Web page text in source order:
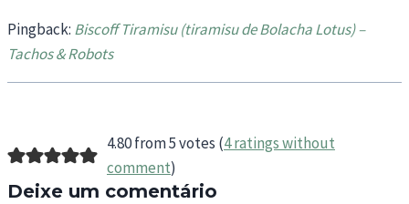
Pingback: Biscoff Tiramisu (tiramisu de Bolacha Lotus) –
Tachos & Robots
4.80 from 5 votes (4 ratings without
comment)
Deixe um comentário